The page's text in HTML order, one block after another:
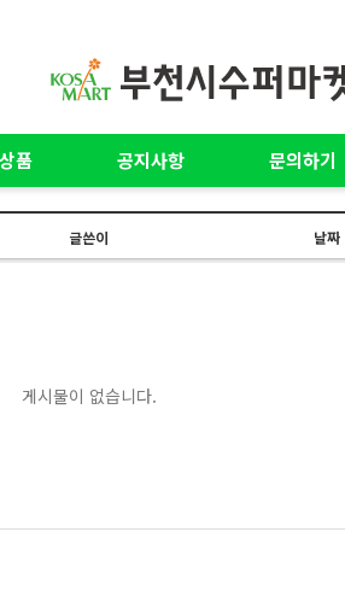
품 공지사항 문의하기
글쓴이 날짜
게시물이 없습니다.